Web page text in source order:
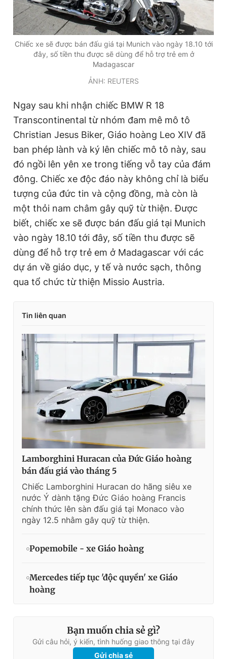
Chiếc xe sẽ được bán đấu giá tại Munich vào ngày 18.10 tới
đây, số tiền thu được sẽ dùng để hỗ trợ trẻ em ở
Madagascar
ẢNH: REUTERS
Ngay sau khi nhận chiếc BMW R 18
Transcontinental từ nhóm đam mê mô tô
Christian Jesus Biker, Giáo hoàng Leo XIV đã
ban phép lành và ký lên chiếc mô tô này, sau
đó ngồi lên yên xe trong tiếng vỗ tay của đám
đông. Chiếc xe độc đáo này không chỉ là biểu
tượng của đức tin và cộng đồng, mà còn là
một thỏi nam châm gây quỹ từ thiện. Được
biết, chiếc xe sẽ được bán đấu giá tại Munich
vào ngày 18.10 tới đây, số tiền thu được sẽ
dùng để hỗ trợ trẻ em ở Madagascar với các
dự án về giáo dục, y tế và nước sạch, thông
qua tổ chức từ thiện Missio Austria.
Tin liên quan
Lamborghini Huracan của Đức Giáo hoàng
bán đấu giá vào tháng 5
Chiếc Lamborghini Huracan do hãng siêu xe
nước Ý dành tặng Đức Giáo hoàng Francis
chính thức lên sàn đấu giá tại Monaco vào
ngày 12.5 nhằm gây quỹ từ thiện.
Popemobile - xe Giáo hoàng
Mercedes tiếp tục 'độc quyền' xe Giáo
hoàng
Bạn muốn chia sẻ gì?
Gửi câu hỏi, ý kiến, tình huống giao thông tại đây
Gửi chia sẻ